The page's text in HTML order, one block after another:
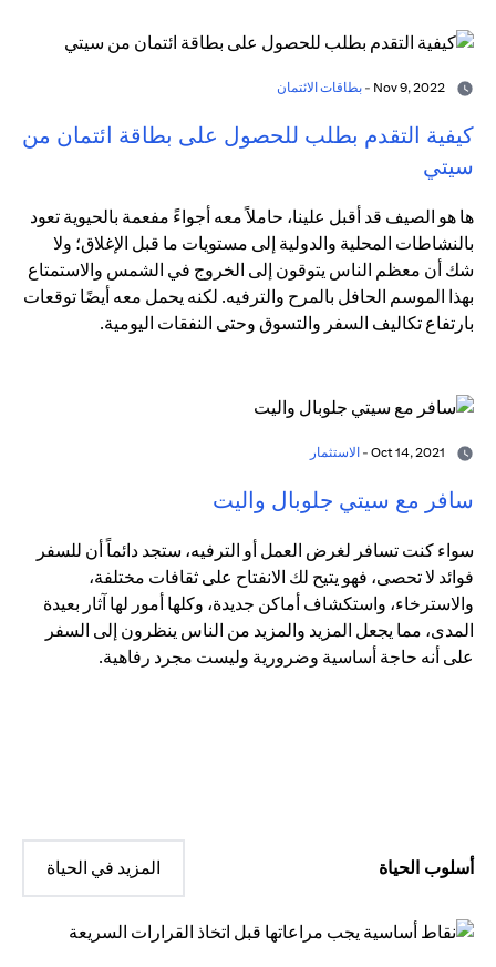
بطاقات الائتمان
كيفية التقدم بطلب للحصول على بطاقة ائتمان من
سيتي
ها هو الصيف قد أقبل علينا، حاملاً معه أجواءً مفعمة بالحيوية تعود
بالنشاطات المحلية والدولية إلى مستويات ما قبل الإغلاق؛ ولا
شك أن معظم الناس يتوقون إلى الخروج في الشمس والاستمتاع
بهذا الموسم الحافل بالمرح والترفيه. لكنه يحمل معه أيضًا توقعات
بارتفاع تكاليف السفر والتسوق وحتى النفقات اليومية.
الاستثمار
سافر مع سيتي جلوبال واليت
سواء كنت تسافر لغرض العمل أو الترفيه، ستجد دائماً أن للسفر
فوائد لا تحصى، فهو يتيح لك الانفتاح على ثقافات مختلفة،
والاسترخاء، واستكشاف أماكن جديدة، وكلها أمور لها آثار بعيدة
المدى، مما يجعل المزيد والمزيد من الناس ينظرون إلى السفر
على أنه حاجة أساسية وضرورية وليست مجرد رفاهية.
أسلوب الحياة المزيد في الحياة